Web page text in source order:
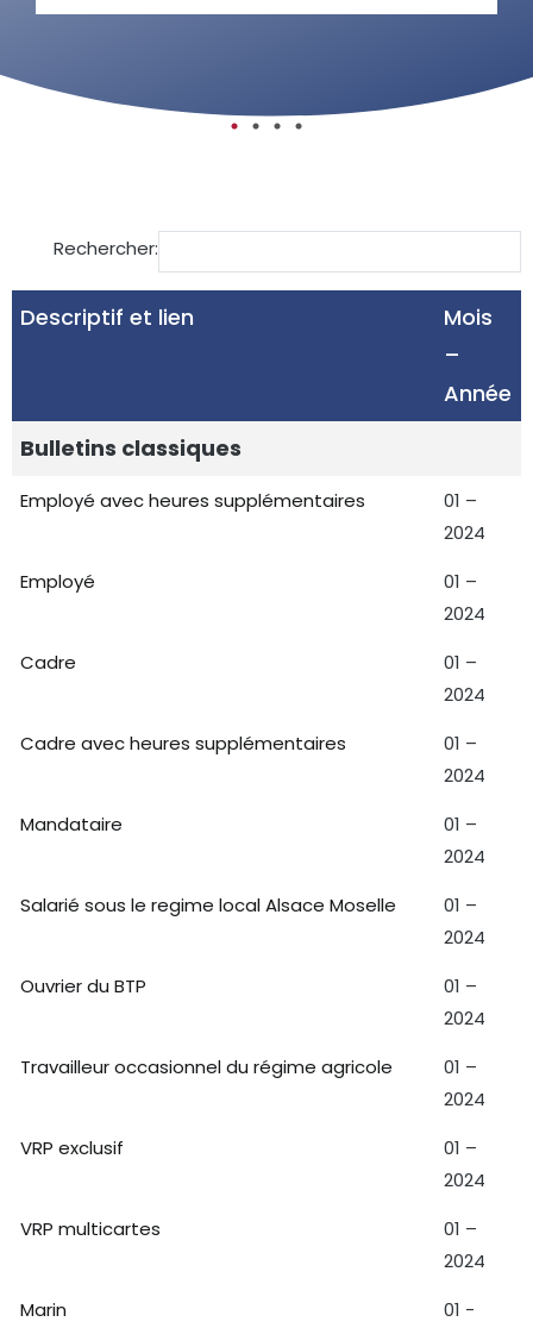
Rechercher:
Descriptif et lien
Mois
–
Année
Bulletins classiques
Employé avec heures supplémentaires
01 –
2024
Employé
01 –
2024
Cadre
01 –
2024
Cadre avec heures supplémentaires
01 –
2024
Mandataire
01 –
2024
Salarié sous le regime local Alsace Moselle
01 –
2024
Ouvrier du BTP
01 –
2024
Travailleur occasionnel du régime agricole
01 –
2024
VRP exclusif
01 –
2024
VRP multicartes
01 –
2024
Marin
01 -